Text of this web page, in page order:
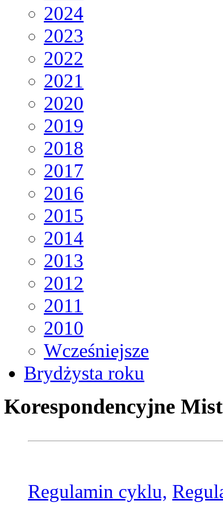
2024
2023
2022
2021
2020
2019
2018
2017
2016
2015
2014
2013
2012
2011
2010
Wcześniejsze
Brydżysta roku
Korespondencyjne
Regulamin cyklu,